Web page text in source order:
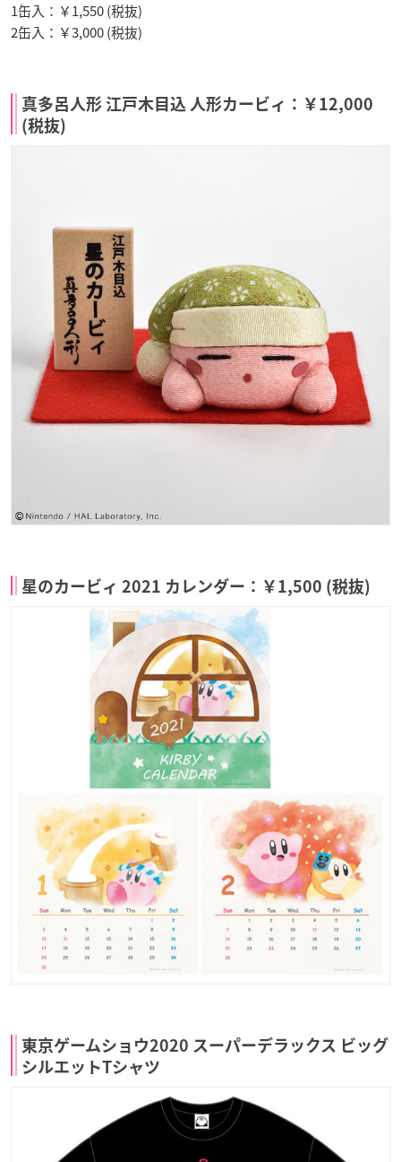
1缶入：￥1,550 (税抜)
2缶入：￥3,000 (税抜)
真多呂人形 江戸木目込 人形カービィ：￥12,000
(税抜)
星のカービィ 2021 カレンダー：￥1,500 (税抜)
東京ゲームショウ2020 スーパーデラックス ビッグ
シルエットTシャツ